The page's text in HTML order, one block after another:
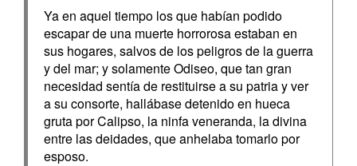
Ya en aquel tiempo los que habían podido
escapar de una muerte horrorosa estaban en
sus hogares, salvos de los peligros de la guerra
y del mar; y solamente Odiseo, que tan gran
necesidad sentía de restituirse a su patria y ver
a su consorte, hallábase detenido en hueca
gruta por Calipso, la ninfa veneranda, la divina
entre las deidades, que anhelaba tomarlo por
esposo.